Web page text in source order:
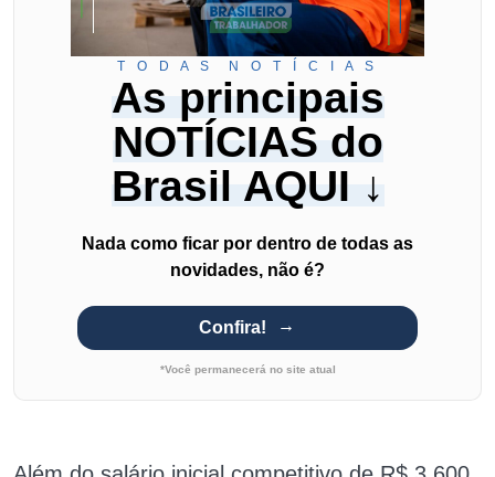
T O D A S N O T Í C I A S
As principais
NOTÍCIAS do
Brasil AQUI ↓
Nada como ficar por dentro de todas as
novidades, não é?
Confira!
*Você permanecerá no site atual